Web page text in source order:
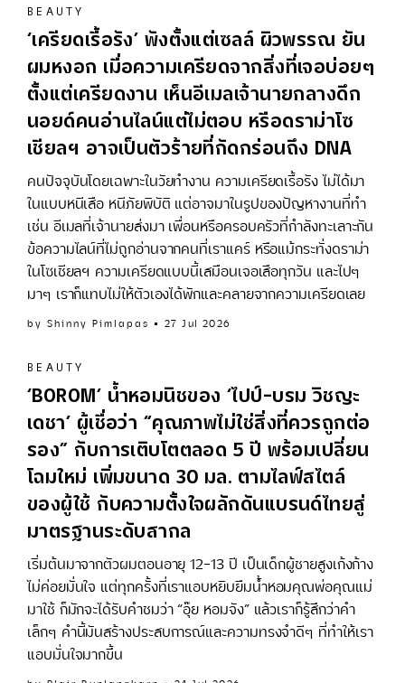
BEAUTY
‘เครียดเรื้อรัง’ พังตั้งแต่เซลล์ ผิวพรรณ ยัน
ผมหงอก เมื่อความเครียดจากสิ่งที่เจอบ่อยๆ
ตั้งแต่เครียดงาน เห็นอีเมลเจ้านายกลางดึก
นอยด์คนอ่านไลน์แต่ไม่ตอบ หรือดราม่าโซ
เชียลฯ อาจเป็นตัวร้ายที่กัดกร่อนถึง DNA
คนปัจจุบันโดยเฉพาะในวัยทำงาน ความเครียดเรื้อรัง ไม่ได้มา
ในแบบหนีเสือ หนีภัยพิบัติ แต่อาจมาในรูปของปัญหางานที่ทำ
เช่น อีเมลที่เจ้านายส่งมา เพื่อนหรือครอบครัวที่กำลังทะเลาะกัน
ข้อความไลน์ที่ไม่ถูกอ่านจากคนที่เราแคร์ หรือแม้กระทั่งดราม่า
ในโซเชียลฯ ความเครียดแบบนี้เสมือนเจอเสือทุกวัน และไปๆ
มาๆ เราก็แทบไม่ให้ตัวเองได้พักและคลายจากความเครียดเลย
by Shinny Pimlapas 27 Jul 2026
BEAUTY
‘BOROM’ น้ำหอมนิชของ ‘ไปป์–บรม วิชญะ
เดชา’ ผู้เชื่อว่า “คุณภาพไม่ใช่สิ่งที่ควรถูกต่อ
รอง” กับการเติบโตตลอด 5 ปี พร้อมเปลี่ยน
โฉมใหม่ เพิ่มขนาด 30 มล. ตามไลฟ์สไตล์
ของผู้ใช้ กับความตั้งใจผลักดันแบรนด์ไทยสู่
มาตรฐานระดับสากล
เริ่มต้นมาจากตัวผมตอนอายุ 12-13 ปี เป็นเด็กผู้ชายสูงเก้งก้าง
ไม่ค่อยมั่นใจ แต่ทุกครั้งที่เราแอบหยิบยืมน้ำหอมคุณพ่อคุณแม่
มาใช้ ก็มักจะได้รับคำชมว่า “อุ๊ย หอมจัง” แล้วเราก็รู้สึกว่าคำ
เล็กๆ คำนี้มันสร้างประสบการณ์และความทรงจำดีๆ ที่ทำให้เรา
แอบมั่นใจมากขึ้น